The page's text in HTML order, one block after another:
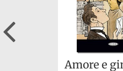
Amore e